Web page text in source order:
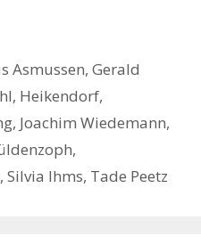
Asmussen,Gerald
, Heikendorf,
, Joachim Wiedemann,
,
, Silvia Ihms, Tade Peetz